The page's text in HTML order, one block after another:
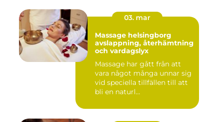
03. mar
Massage helsingborg
avslappning, återhämtning
och vardagslyx
Massage har gått från att
vara något många unnar sig
vid speciella tillfällen till att
bli en naturl...